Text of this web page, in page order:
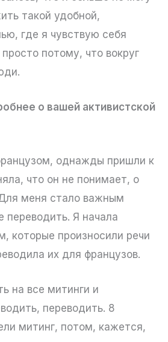
такой удобной,
где я чувствую себя
потому, что вокруг
о вашей активистской
однажды пришли к
что он не понимает, о
меня стало важным
переводить. Я начала
которые произносили речи
их для французов.
на все митинги и
переводить. 8
митинг, потом, кажется,